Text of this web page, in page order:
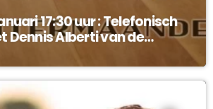
17:30 uur : Telefonisch
Dennis Alberti van de